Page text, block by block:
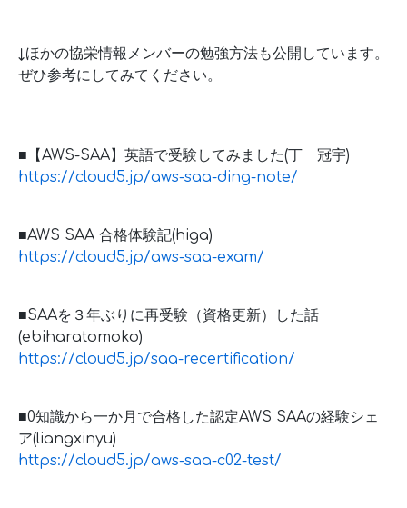
↓ほかの協栄情報メンバーの勉強方法も公開しています。
ぜひ参考にしてみてください。
■【AWS-SAA】英語で受験してみました(丁 冠宇)
https://cloud5.jp/aws-saa-ding-note/
■AWS SAA 合格体験記(higa)
https://cloud5.jp/aws-saa-exam/
■SAAを３年ぶりに再受験（資格更新）した話
(ebiharatomoko)
https://cloud5.jp/saa-recertification/
■0知識から一か月で合格した認定AWS SAAの経験シェ
ア(liangxinyu)
https://cloud5.jp/aws-saa-c02-test/